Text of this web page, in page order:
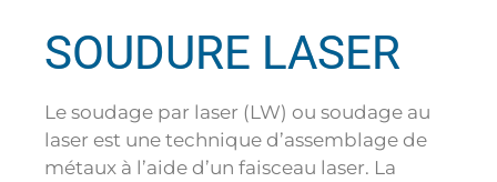
SOUDURE LASER
Le soudage par laser (LW) ou soudage au
laser est une technique d’assemblage de
métaux à l’aide d’un faisceau laser. La